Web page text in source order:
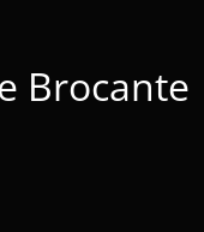
Brocante